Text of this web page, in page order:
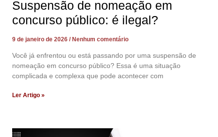
Suspensão de nomeação em
concurso público: é ilegal?
9 de janeiro de 2026 Nenhum comentário
Você já enfrentou ou está passando por uma suspensão de
nomeação em concurso público? Essa é uma situação
complicada e complexa que pode acontecer com
Ler Artigo »